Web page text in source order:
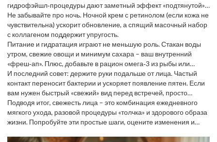
гидрофэйшл‑процедуры дают заметный эффект «подтянутой»
свежести. Выбирайте проверенных специалистов и уточняйте,
какие препараты используют – без микродозаций, а только
чистые ингредиенты.
Не забывайте про ночь. Ночной крем с ретинолом (если кожа не
чувствительна) ускорит обновление, а спящий масочный набор
с коллагеном поддержит упругость.
Питание и гидратация играют не меньшую роль. Стакан воды
утром, свежие овощи и минимум сахара – ваш внутренний
«фреш‑ап». Плюс, добавьте в рацион омега‑3 из рыбы или
льняного масла, чтобы кожа удерживала влагу изнутри.
И последний совет: держите руки подальше от лица. Частый
контакт переносит бактерии и ускоряет появление пятен. Если
вам нужен быстрый «свежий» вид перед встречей, просто
распылите спрей‑тоник с витамином C – мгновенно освежит и
придаст коже здоровый блеск.
Подводя итог, свежесть лица – это комбинация ежедневного
мягкого ухода, разовой процедуры «толчка» и здорового образа
жизни. Попробуйте эти простые шаги, оцените изменения и